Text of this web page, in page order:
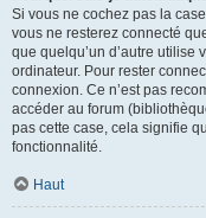
Si vous ne cochez pas la case
vous ne resterez connecté
que quelqu’un d’autre utilise
ordinateur. Pour rester
connexion. Ce n’est pas
accéder au forum
pas cette case, cela signifie
fonctionnalité.
Haut